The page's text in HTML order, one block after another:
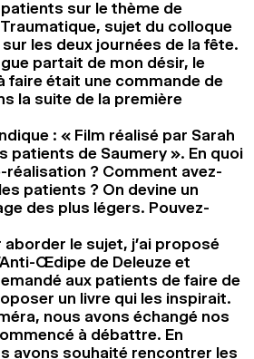
sur le thème de
Traumatique, sujet du colloque
les deux journées de la fête.
partait de mon désir, le
faire était une commande de
la suite de la première
: « Film réalisé par Sarah
patients de Saumery ». En quoi
? Comment avez-
patients ? On devine un
des plus légers. Pouvez-
aborder le sujet, j’ai proposé
Œdipe de Deleuze et
aux patients de faire de
un livre qui les inspirait.
nous avons échangé nos
à débattre. En
avons souhaité rencontrer les